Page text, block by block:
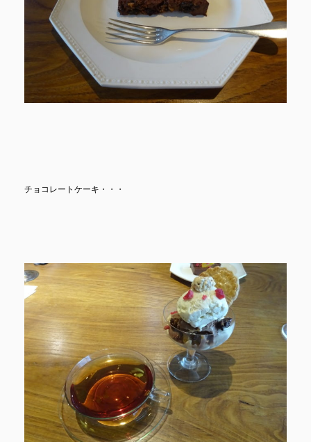
チョコレートケーキ・・・